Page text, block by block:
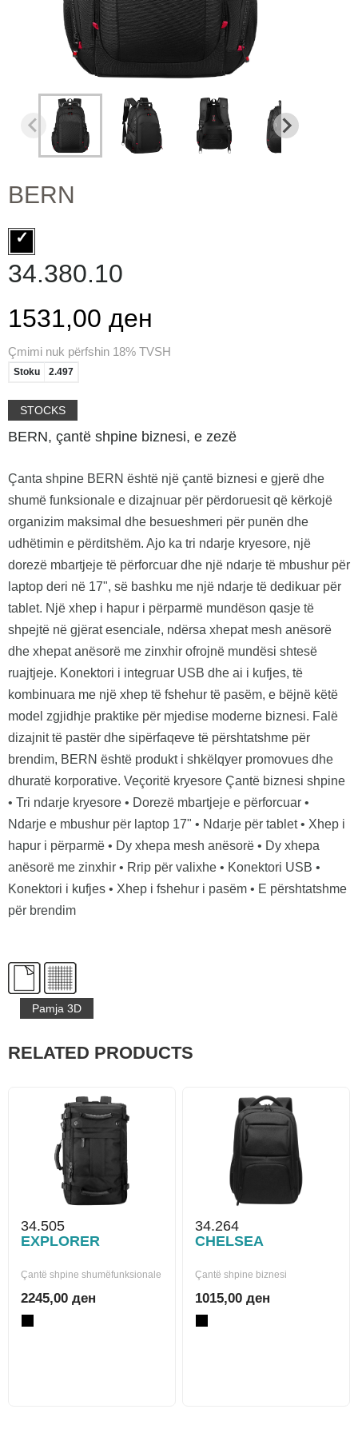
BERN
34.380.10
1531,00 ден
Çmimi nuk përfshin 18% TVSH
Stoku 2.497
STOCKS
BERN, çantë shpine biznesi, e zezë
Çanta shpine BERN është një çantë biznesi e gjerë dhe
shumë funksionale e dizajnuar për përdoruesit që kërkojë
organizim maksimal dhe besueshmeri për punën dhe
udhëtimin e përditshëm. Ajo ka tri ndarje kryesore, një
dorezë mbartjeje të përforcuar dhe një ndarje të mbushur për
laptop deri në 17", së bashku me një ndarje të dedikuar për
tablet. Një xhep i hapur i përparmë mundëson qasje të
shpejtë në gjërat esenciale, ndërsa xhepat mesh anësorë
dhe xhepat anësorë me zinxhir ofrojnë mundësi shtesë
ruajtjeje. Konektori i integruar USB dhe ai i kufjes, të
kombinuara me një xhep të fshehur të pasëm, e bëjnë këtë
model zgjidhje praktike për mjedise moderne biznesi. Falë
dizajnit të pastër dhe sipërfaqeve të përshtatshme për
brendim, BERN është produkt i shkëlqyer promovues dhe
dhuratë korporative. Veçoritë kryesore Çantë biznesi shpine
• Tri ndarje kryesore • Dorezë mbartjeje e përforcuar •
Ndarje e mbushur për laptop 17" • Ndarje për tablet • Xhep i
hapur i përparmë • Dy xhepa mesh anësorë • Dy xhepa
anësorë me zinxhir • Rrip për valixhe • Konektori USB •
Konektori i kufjes • Xhep i fshehur i pasëm • E përshtatshme
për brendim
Pamja 3D
RELATED PRODUCTS
34.505
EXPLORER
Çantë shpine shumëfunksionale
2245,00 ден
34.264
CHELSEA
Çantë shpine biznesi
1015,00 ден